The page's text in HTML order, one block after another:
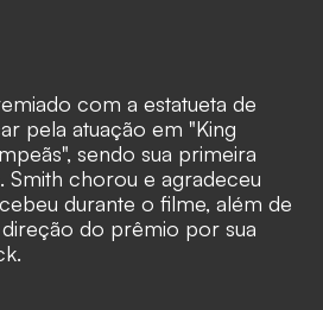
com a estatueta de
pela atuação em "King
sendo sua primeira
Smith chorou e agradeceu
durante o filme, além de
do prêmio por sua